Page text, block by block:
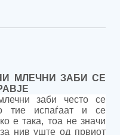
МЛЕЧНИ ЗАБИ СЕ
заби често се
тие испаѓаат и се
е така, тоа не значи
за нив уште од првиот